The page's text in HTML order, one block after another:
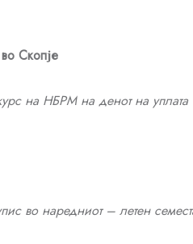
Скопје
на НБРМ на денот на уплата
во наредниот – летен